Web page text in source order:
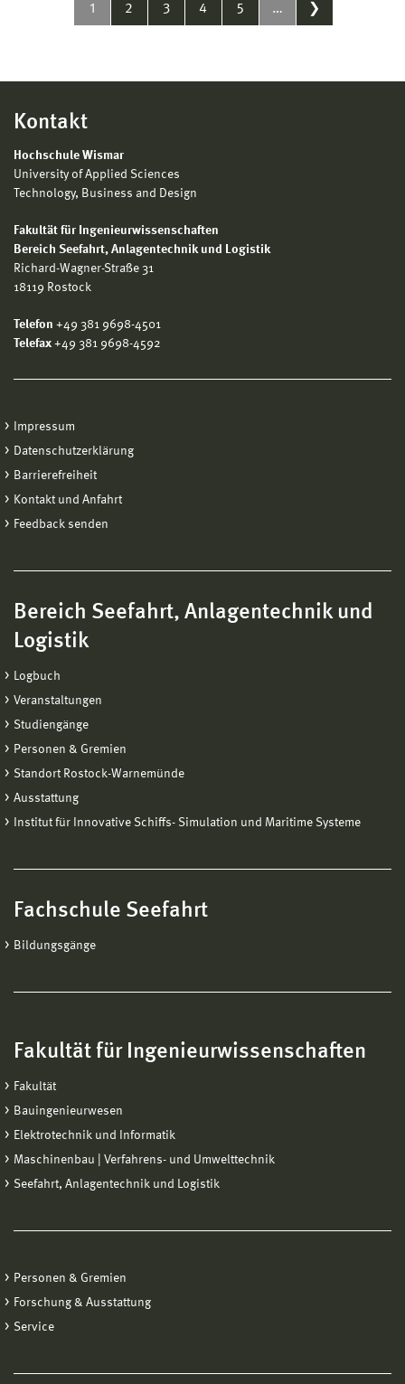
1 2 3 4 5 … ❯
Kontakt
Hochschule Wismar
University of Applied Sciences
Technology, Business and Design
Fakultät für Ingenieurwissenschaften
Bereich Seefahrt, Anlagentechnik und Logistik
Richard-Wagner-Straße 31
18119 Rostock
Telefon +49 381 9698-4501
Telefax +49 381 9698-4592
Impressum
Datenschutzerklärung
Barrierefreiheit
Kontakt und Anfahrt
Feedback senden
Bereich Seefahrt, Anlagentechnik und
Logistik
Logbuch
Veranstaltungen
Studiengänge
Personen & Gremien
Standort Rostock-Warnemünde
Ausstattung
Institut für Innovative Schiffs- Simulation und Maritime Systeme
Fachschule Seefahrt
Bildungsgänge
Fakultät für Ingenieurwissenschaften
Fakultät
Bauingenieurwesen
Elektrotechnik und Informatik
Maschinenbau | Verfahrens- und Umwelttechnik
Seefahrt, Anlagentechnik und Logistik
Personen & Gremien
Forschung & Ausstattung
Service